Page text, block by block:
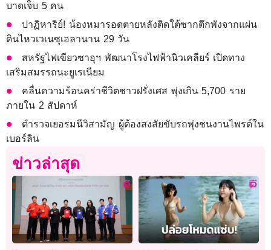
บาดเจ็บ 5 คน
ปาฏิหาริย์! น้องหมารอดตายหลังติดใต้ซากตึกพังจากแผ่น
ดินไหวเวเนซุเอลานาน 29 วัน
สหรัฐไฟเขียวซาอุฯ พัฒนาโรงไฟฟ้านิวเคลียร์ เปิดทาง
เสริมสมรรถนะยูเรเนียม
คลื่นความร้อนคร่าชีวิตชาวฝรั่งเศส พุ่งเกิน 5,700 ราย
ภายใน 2 สัปดาห์
ตำรวจเยอรมนีวิสามัญ ผู้ต้องสงสัยขับรถพุ่งชนงานไพรด์ใน
เบอร์ลิน
ข่าวล่าสุด